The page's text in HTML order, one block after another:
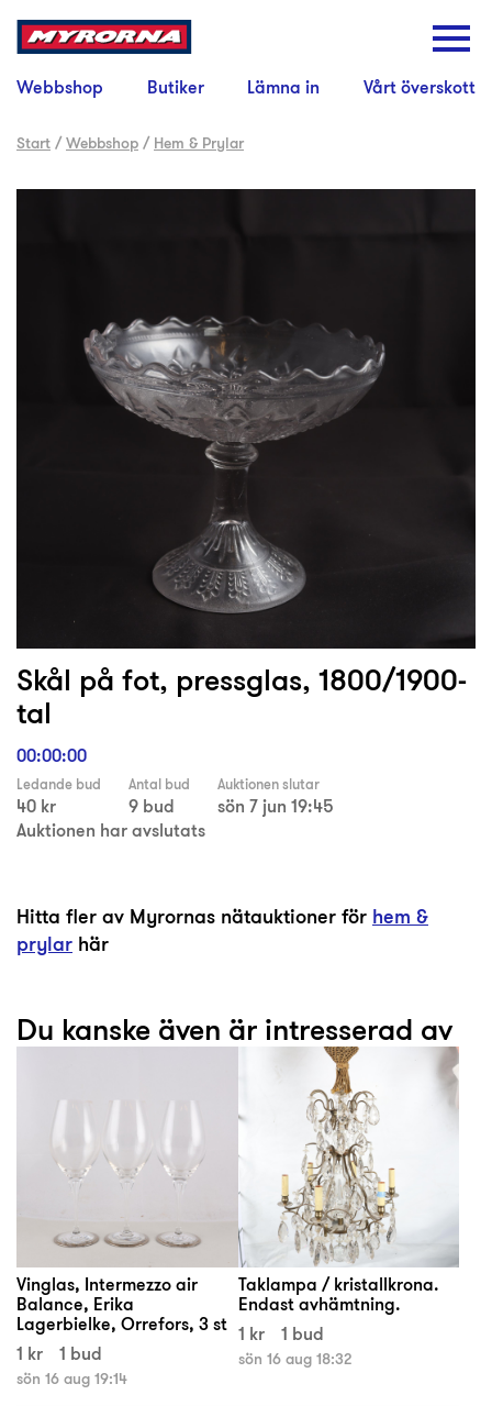
Webbshop Butiker Lämna in Vårt överskott
Start /Webbshop / Hem & Prylar
Skål på fot, pressglas, 1800/1900-
tal
00:00:00
Ledande bud
40 kr
Antal bud
9 bud
Auktionen slutar
sön 7 jun 19:45
Auktionen har avslutats
Hitta fler av Myrornas nätauktioner för hem &
prylar här
Du kanske även är intresserad av
Vinglas, Intermezzo air
Balance, Erika
Lagerbielke, Orrefors, 3 st
1 kr
1 bud
sön 16 aug 19:14
Taklampa / kristallkrona.
Endast avhämtning.
1 kr
1 bud
sön 16 aug 18:32